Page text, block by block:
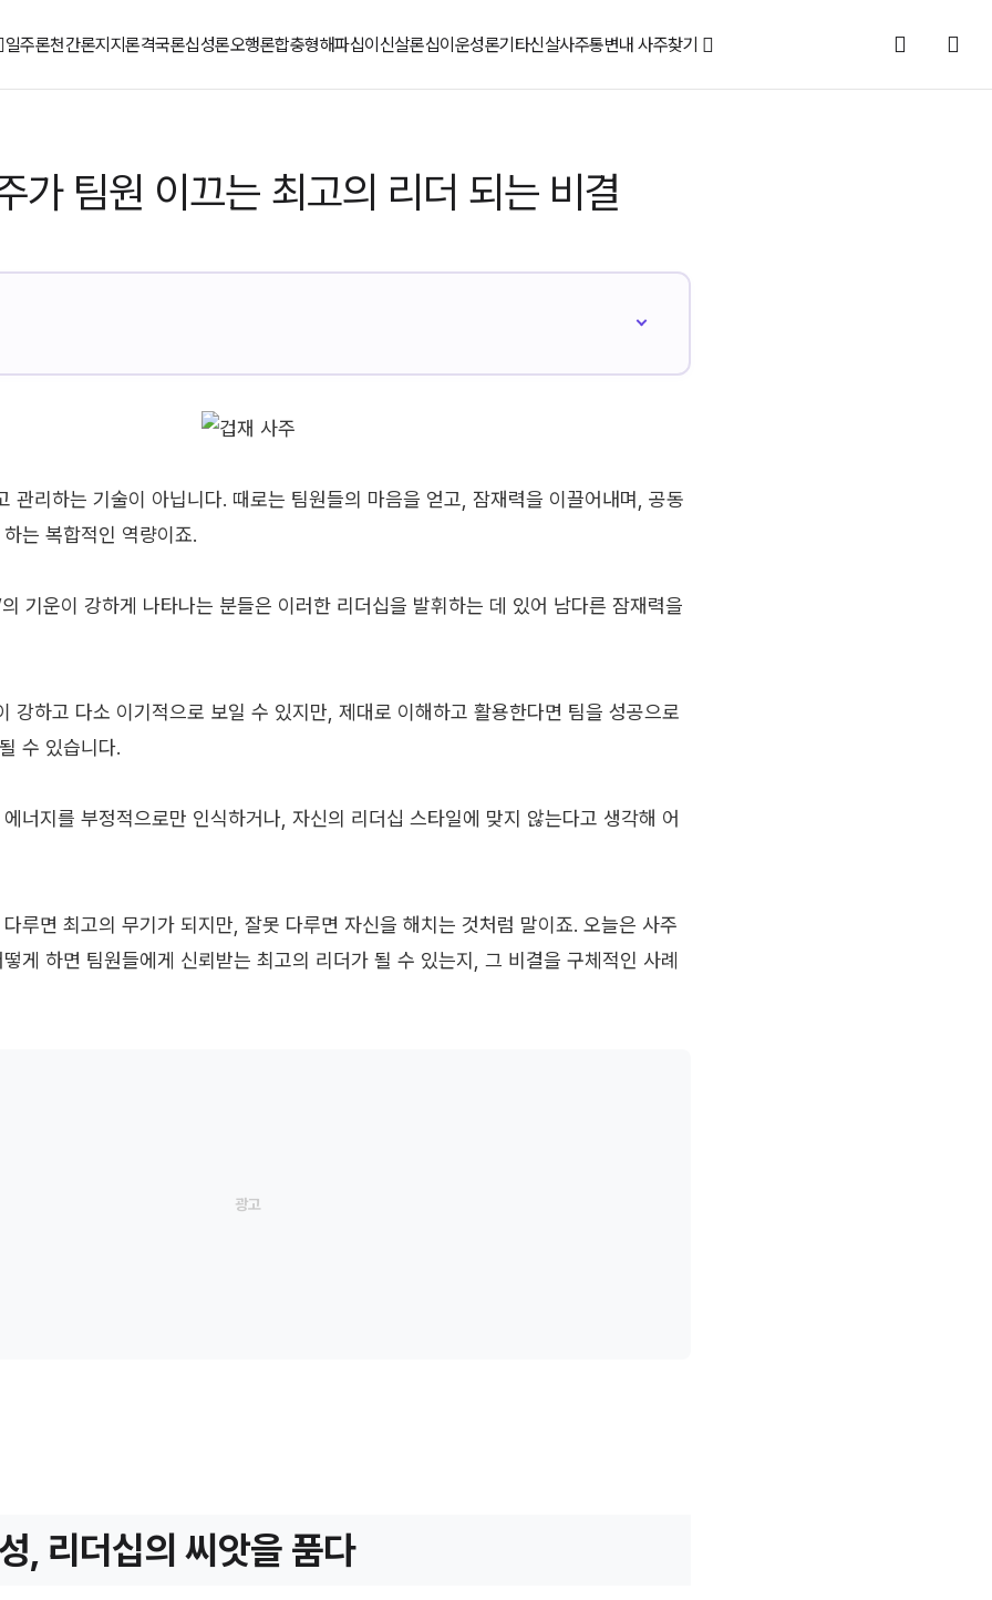
일주론천간론지지론격국론십성론오행론합충형해파십이신살론십이운성론기타신살사주통변내 사주찾기
가 팀원 이끄는 최고의 리더 되는 비결
관리하는 기술이 아닙니다. 때로는 팀원들의 마음을 얻고, 잠재력을 이끌어내며, 공동
는 복합적인 역량이죠.
기운이 강하게 나타나는 분들은 이러한 리더십을 발휘하는 데 있어 남다른 잠재력을
강하고 다소 이기적으로 보일 수 있지만, 제대로 이해하고 활용한다면 팀을 성공으로
수 있습니다.
너지를 부정적으로만 인식하거나, 자신의 리더십 스타일에 맞지 않는다고 생각해 어
루면 최고의 무기가 되지만, 잘못 다루면 자신을 해치는 것처럼 말이죠. 오늘은 사주
게 하면 팀원들에게 신뢰받는 최고의 리더가 될 수 있는지, 그 비결을 구체적인 사례
, 리더십의 씨앗을 품다